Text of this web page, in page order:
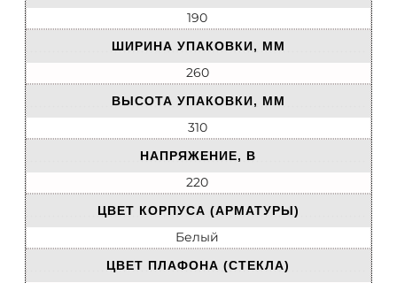
190
ШИРИНА УПАКОВКИ, ММ
260
ВЫСОТА УПАКОВКИ, ММ
310
НАПРЯЖЕНИЕ, В
220
ЦВЕТ КОРПУСА (АРМАТУРЫ)
Белый
ЦВЕТ ПЛАФОНА (СТЕКЛА)